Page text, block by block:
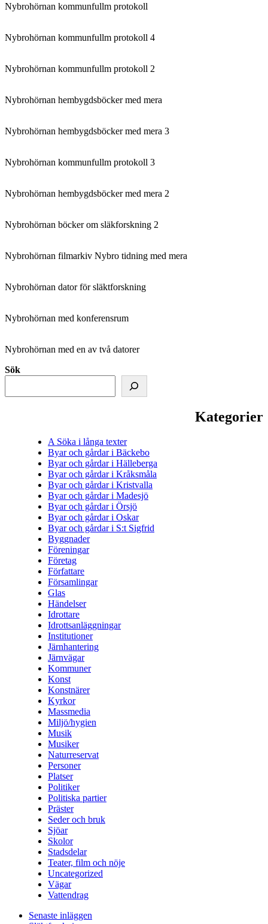
Nybrohörnan kommunfullm protokoll
Nybrohörnan kommunfullm protokoll 4
Nybrohörnan kommunfullm protokoll 2
Nybrohörnan hembygdsböcker med mera
Nybrohörnan hembygdsböcker med mera 3
Nybrohörnan kommunfullm protokoll 3
Nybrohörnan hembygdsböcker med mera 2
Nybrohörnan böcker om släkforskning 2
Nybrohörnan filmarkiv Nybro tidning med mera
Nybrohörnan dator för släktforskning
Nybrohörnan med konferensrum
Nybrohörnan med en av två datorer
Sök
Kategorier
A Söka i långa texter
Byar och gårdar i Bäckebo
Byar och gårdar i Hälleberga
Byar och gårdar i Kråksmåla
Byar och gårdar i Kristvalla
Byar och gårdar i Madesjö
Byar och gårdar i Örsjö
Byar och gårdar i Oskar
Byar och gårdar i S:t Sigfrid
Byggnader
Föreningar
Företag
Författare
Församlingar
Glas
Händelser
Idrottare
Idrottsanläggningar
Institutioner
Järnhantering
Järnvägar
Kommuner
Konst
Konstnärer
Kyrkor
Massmedia
Miljö/hygien
Musik
Musiker
Naturreservat
Personer
Platser
Politiker
Politiska partier
Präster
Seder och bruk
Sjöar
Skolor
Stadsdelar
Teater, film och nöje
Uncategorized
Vägar
Vattendrag
Senaste inläggen